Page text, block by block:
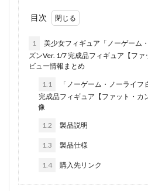
目次
1
美少女フィギュア「ノーゲーム
ズンVer. 1/7 完成品フィギュア【フ
ビュー情報まとめ
1.1
「ノーゲーム・ノーライフ
完成品フィギュア【ファット・カ
像
1.2 製品説明
1.3 製品仕様
1.4 購入先リンク